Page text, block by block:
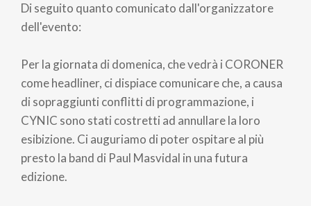
pane
Di seguito quanto comunicato dall'organizzatore
dell'evento:
Per la giornata di domenica, che vedrà i CORONER
come headliner, ci dispiace comunicare che, a causa
di sopraggiunti conflitti di programmazione, i
CYNIC sono stati costretti ad annullare la loro
esibizione. Ci auguriamo di poter ospitare al più
presto la band di Paul Masvidal in una futura
edizione.